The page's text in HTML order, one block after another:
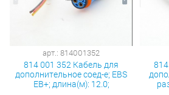
арт.: 814001352
814 001 352 Кабель для
дополнительное соед-е; EBS
EB+; длина(м): 12.0;